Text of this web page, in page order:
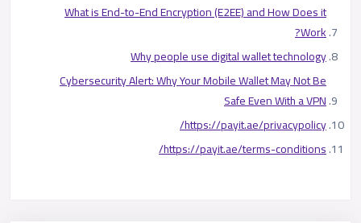
What is End-to-End Encryption (E2EE) and How Does it
Work?
Why people use digital wallet technology
Cybersecurity Alert: Why Your Mobile Wallet May Not Be
Safe Even With a VPN
https://payit.ae/privacypolicy/
https://payit.ae/terms-conditions/